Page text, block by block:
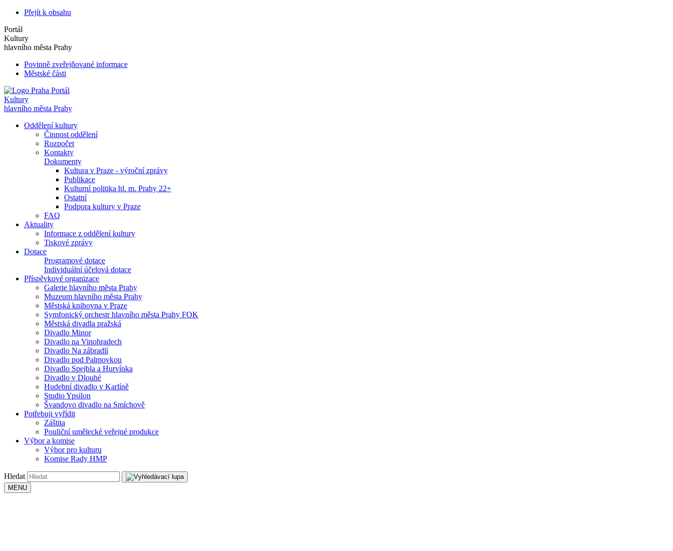
Přejít k obsahu
Portál
Kultury
hlavního města Prahy
Povinně zveřejňované informace
Městské části
Portál
Kultury
hlavního města Prahy
Oddělení kultury
Činnost oddělení
Rozpočet
Kontakty
Dokumenty
Kultura v Praze - výroční zprávy
Publikace
Kulturní politika hl. m. Prahy 22+
Ostatní
Podpora kultury v Praze
FAQ
Aktuality
Informace z oddělení kultury
Tiskové zprávy
Dotace
Programové dotace
Individuální účelová dotace
Příspěvkové organizace
Galerie hlavního města Prahy
Muzeum hlavního města Prahy
Městská knihovna v Praze
Symfonický orchestr hlavního města Prahy FOK
Městská divadla pražská
Divadlo Minor
Divadlo na Vinohradech
Divadlo Na zábradlí
Divadlo pod Palmovkou
Divadlo Spejbla a Hurvínka
Divadlo v Dlouhé
Hudební divadlo v Karlíně
Studio Ypsilon
Švandovo divadlo na Smíchově
Potřebuji vyřídit
Záštita
Pouliční umělecké veřejné produkce
Výbor a komise
Výbor pro kulturu
Komise Rady HMP
Hledat
MENU